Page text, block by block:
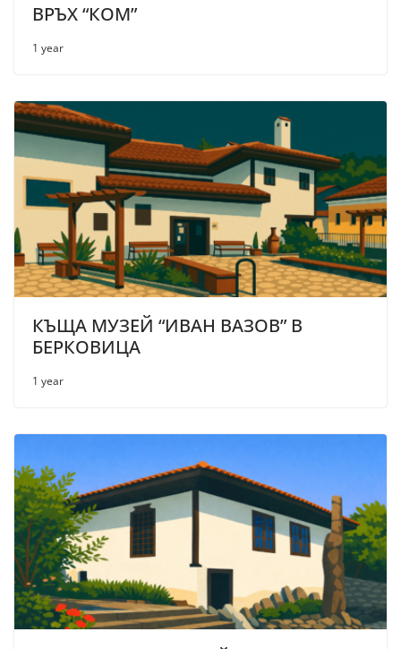
ВРЪХ “КОМ”
1 year
КЪЩА МУЗЕЙ “ИВАН ВАЗОВ” В
БЕРКОВИЦА
1 year